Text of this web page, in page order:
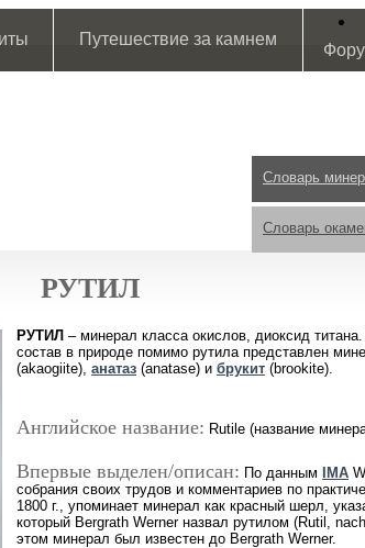
Путешествие за камнем
Словарь
Словарь
РУТИЛ
РУТИЛ – минерал класса окислов, диоксид
состав в природе помимо рутила представлен
(akaogiite), анатаз (anatase) и брукит (brookite).
Английское название: Rutile (название
Впервые выделен/описан: По данным IMA
собрания своих трудов и комментариев по
1800 г., упоминает минерал как красный шерл,
который Bergrath Werner назвал рутилом (Rutil,
этом минерал был известен до Bergrath Werner.